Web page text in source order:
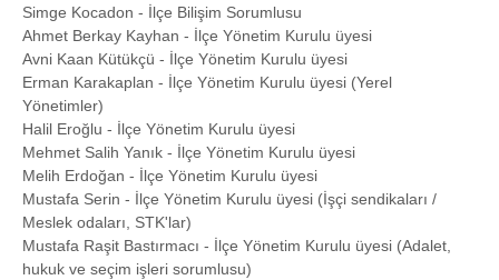
Simge Kocadon - İlçe Bilişim Sorumlusu
Ahmet Berkay Kayhan - İlçe Yönetim Kurulu üyesi
Avni Kaan Kütükçü - İlçe Yönetim Kurulu üyesi
Erman Karakaplan - İlçe Yönetim Kurulu üyesi (Yerel
Yönetimler)
Halil Eroğlu - İlçe Yönetim Kurulu üyesi
Mehmet Salih Yanık - İlçe Yönetim Kurulu üyesi
Melih Erdoğan - İlçe Yönetim Kurulu üyesi
Mustafa Serin - İlçe Yönetim Kurulu üyesi (İşçi sendikaları /
Meslek odaları, STK'lar)
Mustafa Raşit Bastırmacı - İlçe Yönetim Kurulu üyesi (Adalet,
hukuk ve seçim işleri sorumlusu)